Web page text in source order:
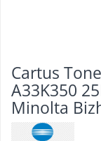
Cartus
A33K350
Minolta